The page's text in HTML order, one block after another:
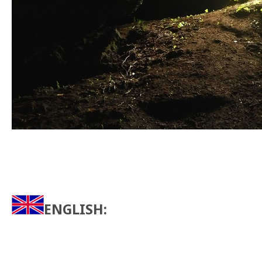
ENGLISH: